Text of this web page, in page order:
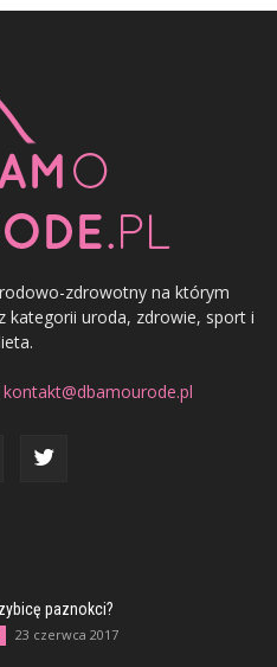
zdrowotny na którym
kategorii uroda, zdrowie, sport i
kontakt@dbamourode.pl
paznokci?
23 czerwca 2017